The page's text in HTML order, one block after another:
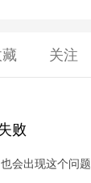
关注
败
会出现这个问题